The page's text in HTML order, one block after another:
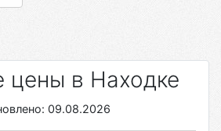
цены в Находке
09.08.2026